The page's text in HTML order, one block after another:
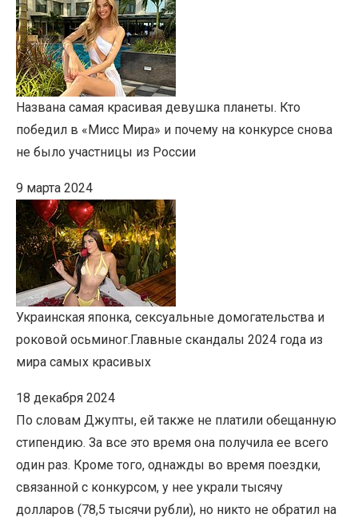
Названа самая красивая девушка планеты. Кто
победил в «Мисс Мира» и почему на конкурсе снова
не было участницы из России
9 марта 2024
Украинская японка, сексуальные домогательства и
роковой осьминог.Главные скандалы 2024 года из
мира самых красивых
18 декабря 2024
По словам Джупты, ей также не платили обещанную
стипендию. За все это время она получила ее всего
один раз. Кроме того, однажды во время поездки,
связанной с конкурсом, у нее украли тысячу
долларов (78,5 тысячи рубли), но никто не обратил на